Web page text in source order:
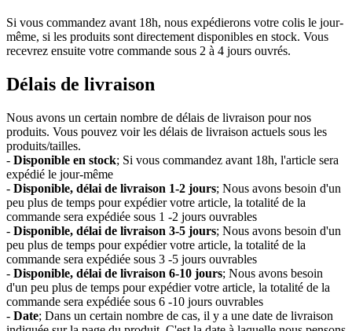
Si vous commandez avant 18h, nous expédierons votre colis le jour-
même, si les produits sont directement disponibles en stock. Vous
recevrez ensuite votre commande sous 2 à 4 jours ouvrés.
Délais de livraison
Nous avons un certain nombre de délais de livraison pour nos
produits. Vous pouvez voir les délais de livraison actuels sous les
produits/tailles.
- Disponible en stock; Si vous commandez avant 18h, l'article sera
expédié le jour-même
- Disponible, délai de livraison 1-2 jours; Nous avons besoin d'un
peu plus de temps pour expédier votre article, la totalité de la
commande sera expédiée sous 1 -2 jours ouvrables
- Disponible, délai de livraison 3-5 jours; Nous avons besoin d'un
peu plus de temps pour expédier votre article, la totalité de la
commande sera expédiée sous 3 -5 jours ouvrables
- Disponible, délai de livraison 6-10 jours; Nous avons besoin
d'un peu plus de temps pour expédier votre article, la totalité de la
commande sera expédiée sous 6 -10 jours ouvrables
- Date; Dans un certain nombre de cas, il y a une date de livraison